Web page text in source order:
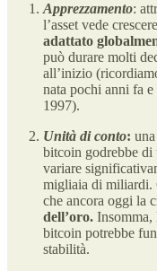
Apprezzamento:
l’asset vede
adattato
può durare molti
all’inizio
nata pochi anni fa
1997).
Unità di conto:
bitcoin godrebbe di
variare
migliaia di miliardi.
che ancora oggi la
dell’oro. Insomma,
bitcoin potrebbe
stabilità.